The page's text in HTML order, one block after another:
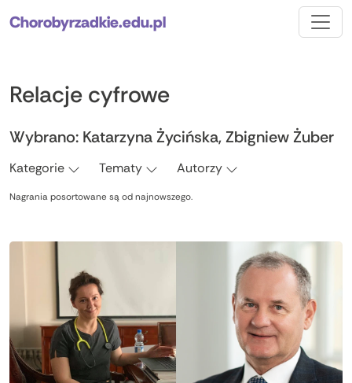
Chorobyrzadkie.edu.pl
Relacje cyfrowe
Wybrano: Katarzyna Życińska, Zbigniew Żuber
Kategorie Tematy Autorzy
Nagrania posortowane są od najnowszego.